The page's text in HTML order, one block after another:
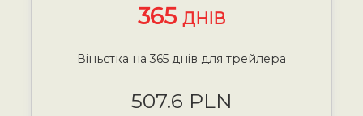
365 ДНІВ
Віньєтка на 365 днів для трейлера
507.6 PLN